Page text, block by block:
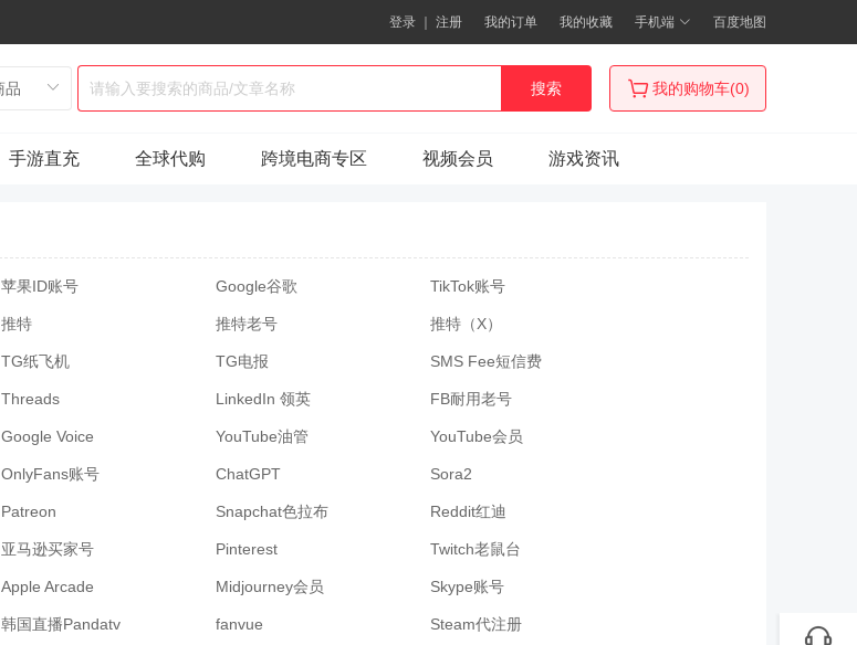
登录 ｜ 注册 我的订单 我的收藏 手机端 百度地图
搜索 我的购物车(0)
手游直充 全球代购 跨境电商专区 视频会员 游戏资讯
苹果ID账号 Google谷歌 TikTok账号
推特 推特老号 推特（X）
TG纸飞机 TG电报 SMS Fee短信费
Threads LinkedIn 领英 FB耐用老号
Google Voice YouTube油管 YouTube会员
OnlyFans账号 ChatGPT Sora2
Patreon Snapchat色拉布 Reddit红迪
亚马逊买家号 Pinterest Twitch老鼠台
Apple Arcade Midjourney会员 Skype账号
韩国直播Pandatv fanvue Steam代注册